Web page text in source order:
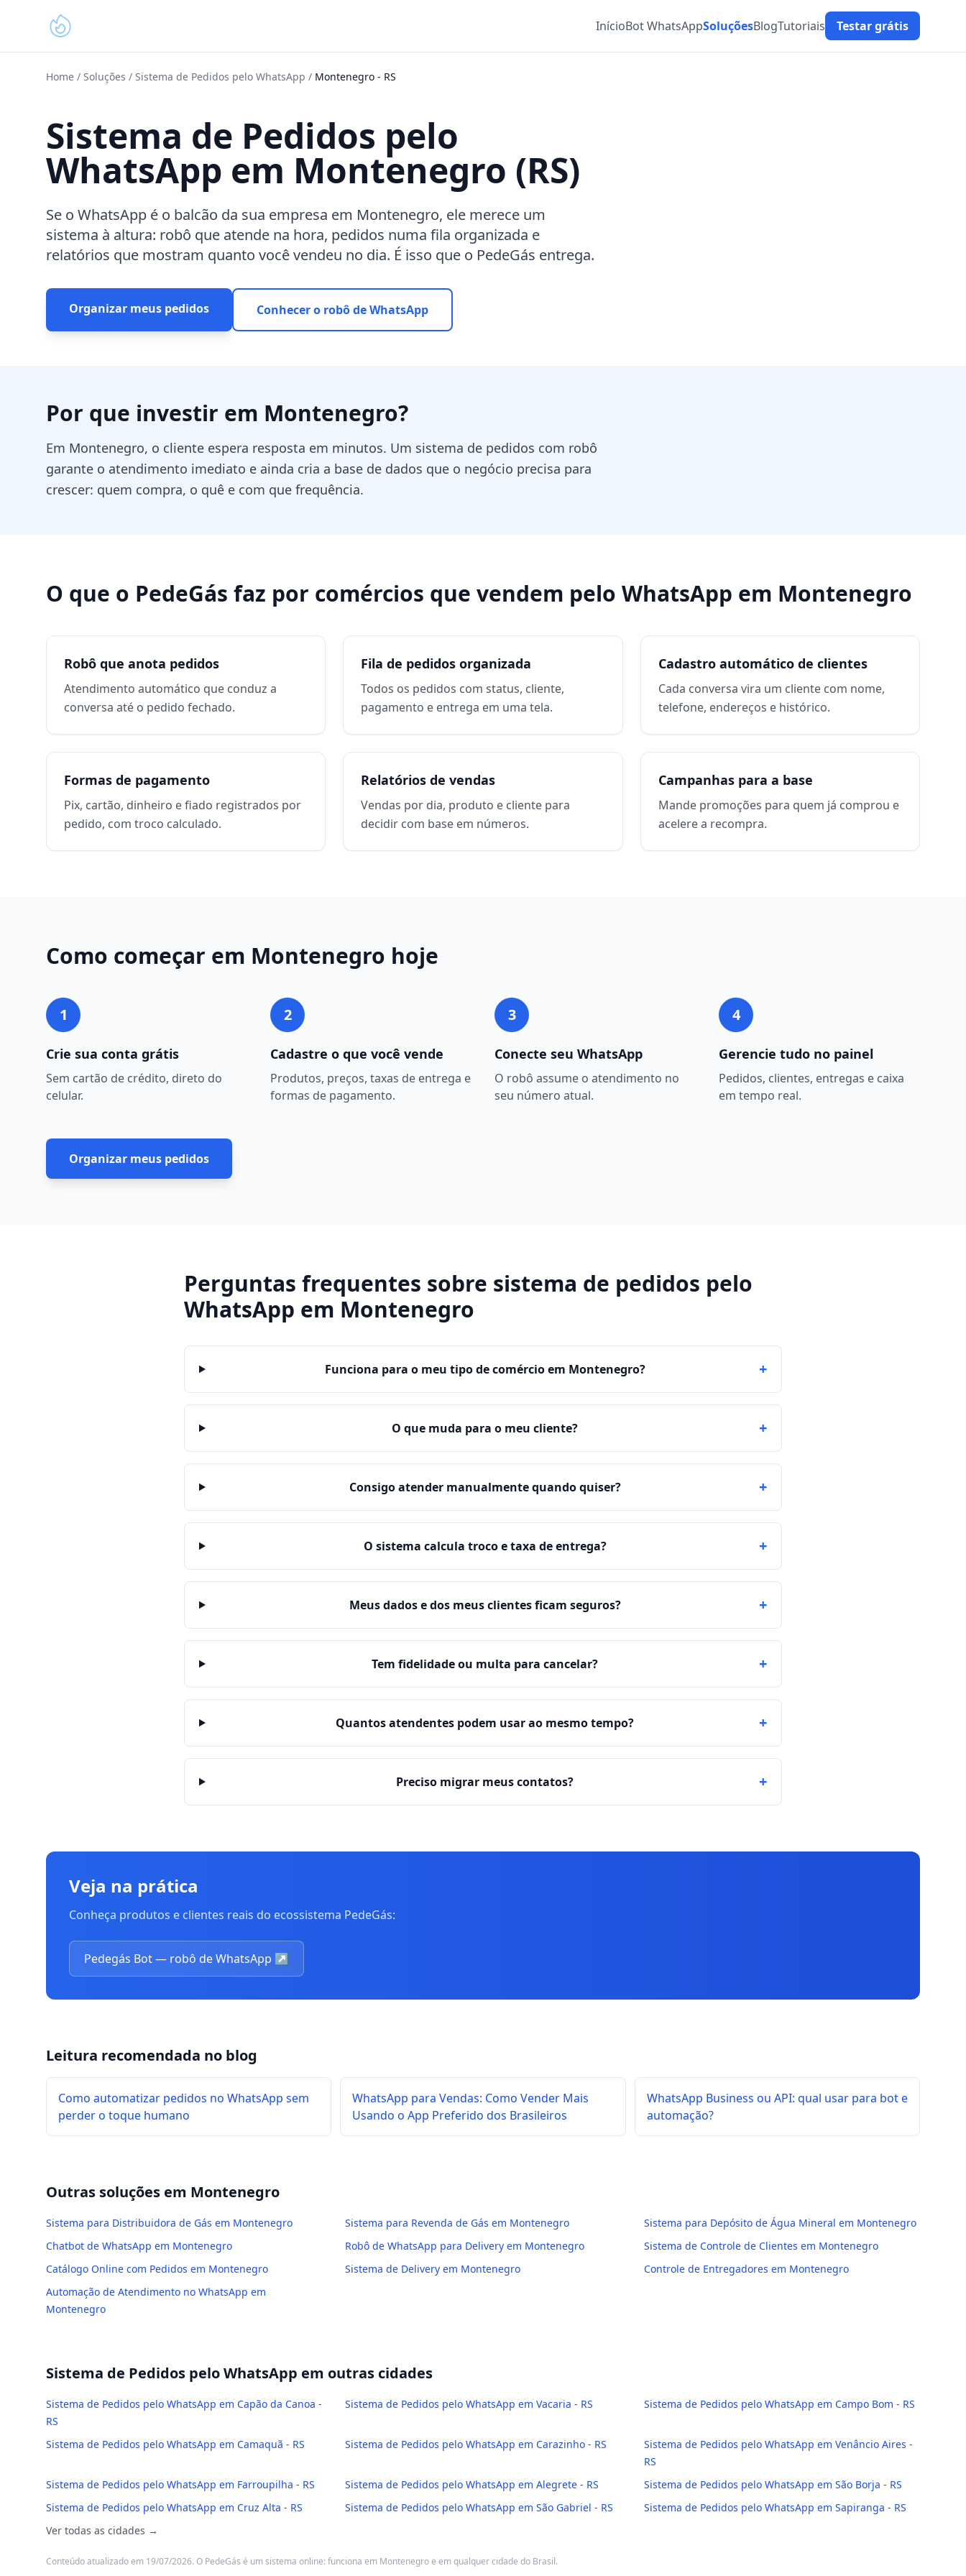
InícioBot WhatsAppSoluçõesBlogTutoriais Testar grátis
Home / Soluções / Sistema de Pedidos pelo WhatsApp / Montenegro - RS
Sistema de Pedidos pelo
WhatsApp em Montenegro (RS)
Se o WhatsApp é o balcão da sua empresa em Montenegro, ele merece um
sistema à altura: robô que atende na hora, pedidos numa fila organizada e
relatórios que mostram quanto você vendeu no dia. É isso que o PedeGás entrega.
Organizar meus pedidos Conhecer o robô de WhatsApp
Por que investir em Montenegro?
Em Montenegro, o cliente espera resposta em minutos. Um sistema de pedidos com robô
garante o atendimento imediato e ainda cria a base de dados que o negócio precisa para
crescer: quem compra, o quê e com que frequência.
O que o PedeGás faz por comércios que vendem pelo WhatsApp em Montenegro
Robô que anota pedidos
Atendimento automático que conduz a
conversa até o pedido fechado.
Fila de pedidos organizada
Todos os pedidos com status, cliente,
pagamento e entrega em uma tela.
Cadastro automático de clientes
Cada conversa vira um cliente com nome,
telefone, endereços e histórico.
Formas de pagamento
Pix, cartão, dinheiro e fiado registrados por
pedido, com troco calculado.
Relatórios de vendas
Vendas por dia, produto e cliente para
decidir com base em números.
Campanhas para a base
Mande promoções para quem já comprou e
acelere a recompra.
Como começar em Montenegro hoje
1
Crie sua conta grátis
Sem cartão de crédito, direto do
celular.
2
Cadastre o que você vende
Produtos, preços, taxas de entrega e
formas de pagamento.
3
Conecte seu WhatsApp
O robô assume o atendimento no
seu número atual.
4
Gerencie tudo no painel
Pedidos, clientes, entregas e caixa
em tempo real.
Organizar meus pedidos
Perguntas frequentes sobre sistema de pedidos pelo
WhatsApp em Montenegro
Funciona para o meu tipo de comércio em Montenegro? +
O que muda para o meu cliente? +
Consigo atender manualmente quando quiser? +
O sistema calcula troco e taxa de entrega? +
Meus dados e dos meus clientes ficam seguros? +
Tem fidelidade ou multa para cancelar? +
Quantos atendentes podem usar ao mesmo tempo? +
Preciso migrar meus contatos? +
Veja na prática
Conheça produtos e clientes reais do ecossistema PedeGás:
Pedegás Bot — robô de WhatsApp ↗
Leitura recomendada no blog
Como automatizar pedidos no WhatsApp sem
perder o toque humano
WhatsApp para Vendas: Como Vender Mais
Usando o App Preferido dos Brasileiros
WhatsApp Business ou API: qual usar para bot e
automação?
Outras soluções em Montenegro
Sistema para Distribuidora de Gás em Montenegro Sistema para Revenda de Gás em Montenegro
Sistema para Depósito de Água Mineral em Montenegro
Chatbot de WhatsApp em Montenegro
Robô de WhatsApp para Delivery em Montenegro
Sistema de Controle de Clientes em Montenegro
Catálogo Online com Pedidos em Montenegro
Sistema de Delivery em Montenegro
Controle de Entregadores em Montenegro
Automação de Atendimento no WhatsApp em
Montenegro
Sistema de Pedidos pelo WhatsApp em outras cidades
Sistema de Pedidos pelo WhatsApp em Capão da Canoa -
RS
Sistema de Pedidos pelo WhatsApp em Vacaria - RS Sistema de Pedidos pelo WhatsApp em Campo Bom - RS
Sistema de Pedidos pelo WhatsApp em Camaquã - RS Sistema de Pedidos pelo WhatsApp em Carazinho - RS
Sistema de Pedidos pelo WhatsApp em Venâncio Aires -
RS
Sistema de Pedidos pelo WhatsApp em Farroupilha - RS
Sistema de Pedidos pelo WhatsApp em Alegrete - RS
Sistema de Pedidos pelo WhatsApp em São Borja - RS
Sistema de Pedidos pelo WhatsApp em Cruz Alta - RS
Sistema de Pedidos pelo WhatsApp em São Gabriel - RS
Sistema de Pedidos pelo WhatsApp em Sapiranga - RS
Ver todas as cidades →
Conteúdo atualizado em 19/07/2026. O PedeGás é um sistema online: funciona em Montenegro e em qualquer cidade do Brasil.